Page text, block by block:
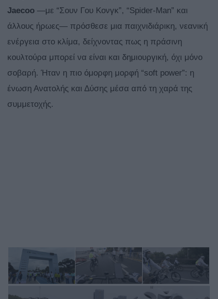
Jaecoo —με “Σουν Γου Κονγκ”, “Spider-Man” και
άλλους ήρωες— πρόσθεσε μια παιχνιδιάρικη, νεανική
ενέργεια στο κλίμα, δείχνοντας πως η πράσινη
κουλτούρα μπορεί να είναι και δημιουργική, όχι μόνο
σοβαρή. Ήταν η πιο όμορφη μορφή “soft power”: η
ένωση Ανατολής και Δύσης μέσα από τη χαρά της
συμμετοχής.